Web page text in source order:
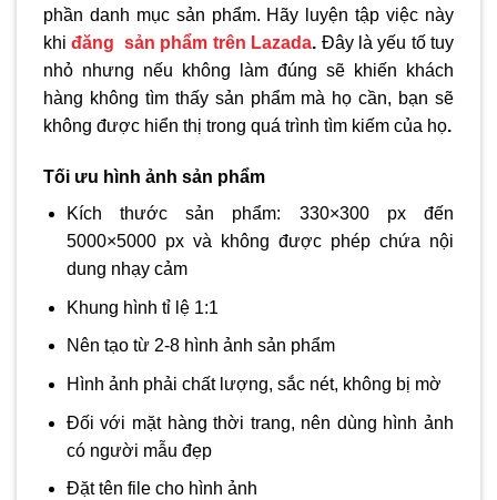
phần danh mục sản phẩm. Hãy luyện tập việc này
khiđăng sản phẩm trên Lazada. Đây là yếu tố tuy
nhỏ nhưng nếu không làm đúng sẽ khiến khách
hàng không tìm thấy sản phẩm mà họ cần, bạn sẽ
không được hiển thị trong quá trình tìm kiếm của họ.
Tối ưu hình ảnh sản phẩm
Kích thước sản phẩm: 330×300 px đến
5000×5000 px và không được phép chứa nội
dung nhạy cảm
Khung hình tỉ lệ 1:1
Nên tạo từ 2-8 hình ảnh sản phẩm
Hình ảnh phải chất lượng, sắc nét, không bị mờ
Đối với mặt hàng thời trang, nên dùng hình ảnh
có người mẫu đẹp
Đặt tên file cho hình ảnh